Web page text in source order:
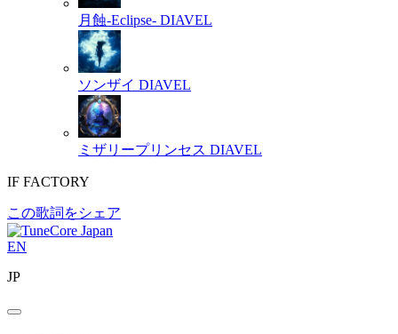
月蝕-Eclipse- DIAVEL
ソンザイ DIAVEL
ミザリープリンセス DIAVEL
IF FACTORY
この歌詞をシェア
EN
JP